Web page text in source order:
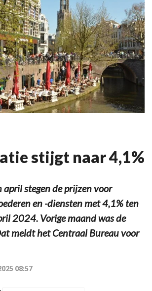
stijgt naar 4,1%
april stegen de prijzen voor
en -diensten met 4,1% ten
2024. Vorige maand was de
meldt het Centraal Bureau voor
08:57